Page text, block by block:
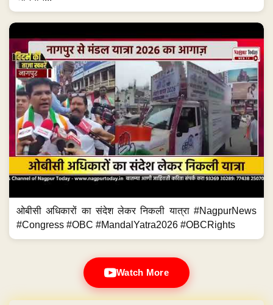
ओबीसी अधिकारों का संदेश लेकर निकली यात्रा #NagpurNews
#Congress #OBC #MandalYatra2026 #OBCRights
Watch More